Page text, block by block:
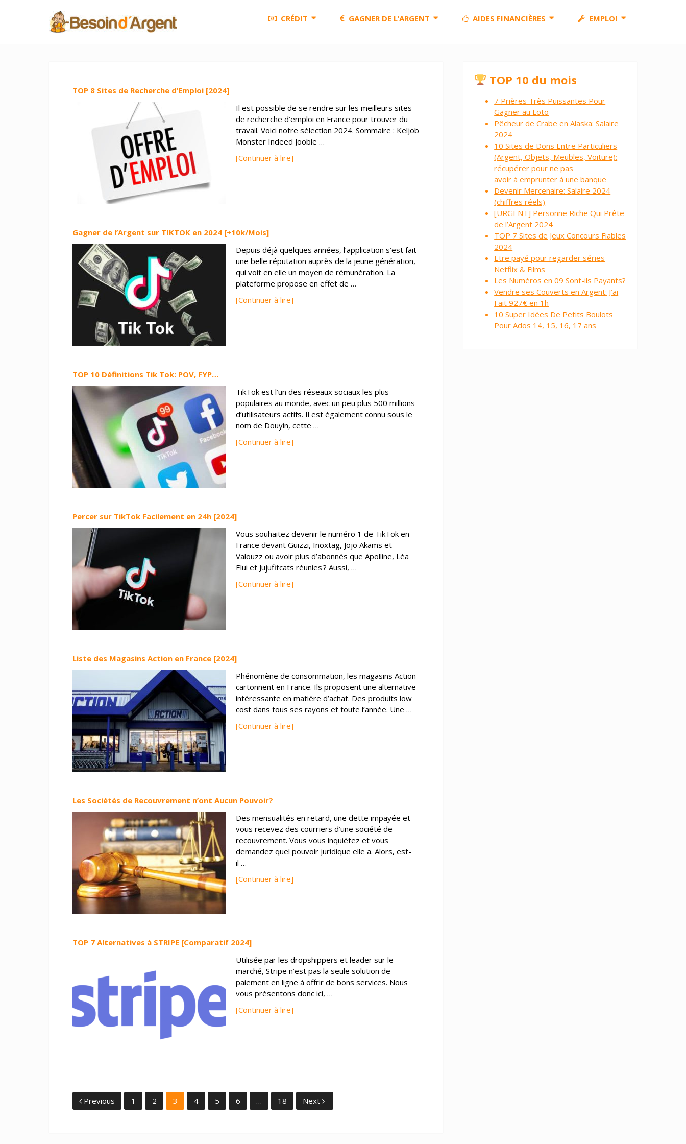
CRÉDIT GAGNER DE L’ARGENT AIDES FINANCIÈRES EMPLOI
TOP 8 Sites de Recherche d’Emploi [2024]
Il est possible de se rendre sur les meilleurs sites
de recherche d’emploi en France pour trouver du
travail. Voici notre sélection 2024. Sommaire : Keljob
Monster Indeed Jooble …
[Continuer à lire]
Gagner de l’Argent sur TIKTOK en 2024 [+10k/Mois]
Depuis déjà quelques années, l’application s’est fait
une belle réputation auprès de la jeune génération,
qui voit en elle un moyen de rémunération. La
plateforme propose en effet de …
[Continuer à lire]
TOP 10 Définitions Tik Tok: POV, FYP…
TikTok est l’un des réseaux sociaux les plus
populaires au monde, avec un peu plus 500 millions
d’utilisateurs actifs. Il est également connu sous le
nom de Douyin, cette …
[Continuer à lire]
Percer sur TikTok Facilement en 24h [2024]
Vous souhaitez devenir le numéro 1 de TikTok en
France devant Guizzi, Inoxtag, Jojo Akams et
Valouzz ou avoir plus d’abonnés que Apolline, Léa
Elui et Jujufitcats réunies ? Aussi, …
[Continuer à lire]
Liste des Magasins Action en France [2024]
Phénomène de consommation, les magasins Action
cartonnent en France. Ils proposent une alternative
intéressante en matière d’achat. Des produits low
cost dans tous ses rayons et toute l’année. Une …
[Continuer à lire]
Les Sociétés de Recouvrement n’ont Aucun Pouvoir?
Des mensualités en retard, une dette impayée et
vous recevez des courriers d’une société de
recouvrement. Vous vous inquiétez et vous
demandez quel pouvoir juridique elle a. Alors, est-
il …
[Continuer à lire]
TOP 7 Alternatives à STRIPE [Comparatif 2024]
Utilisée par les dropshippers et leader sur le
marché, Stripe n’est pas la seule solution de
paiement en ligne à offrir de bons services. Nous
vous présentons donc ici, …
[Continuer à lire]
Navigation
des
Previous 1 2 3 4 5 6 … 18 Next
TOP 10 du mois